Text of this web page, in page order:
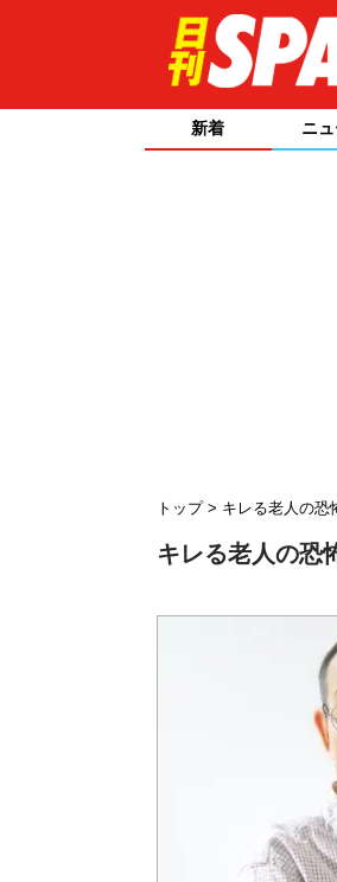
新着 ニ
トップ キレる老人の恐
キレる老人の恐